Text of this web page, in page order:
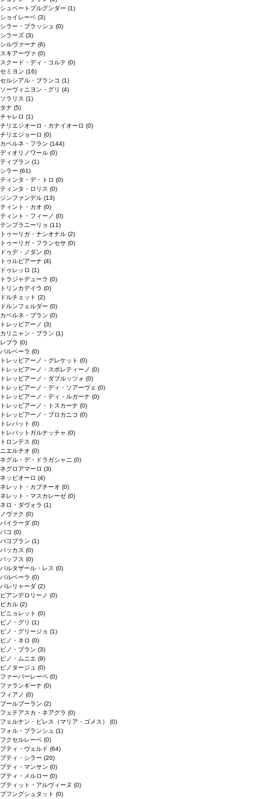
シュペートブルグンダー (1)
ショイレーベ (3)
シラー・ブラッシュ (0)
シラーズ (3)
シルヴァーナ (6)
スキアーヴァ (0)
スクード・ディ・コルテ (0)
セミヨン (16)
セルシアル・ブランコ (1)
ソーヴィニヨン・グリ (4)
ソラリス (1)
タナ (5)
チャレロ (1)
チリエジオーロ・カナイオーロ (0)
チリエジョーロ (0)
カベルネ・フラン (144)
ディオリノワール (0)
ティブラン (1)
シラー (61)
ティンタ・デ・トロ (0)
ティンタ・ロリス (0)
ジンファンデル (13)
ティント・カオ (0)
ティント・フィーノ (0)
テンプラニーリョ (11)
トゥーリガ・ナシオナル (2)
トゥーリガ・フランセサ (0)
ドゥデ・ノダン (0)
トゥルビアーナ (4)
ドゥレッロ (1)
トラジャデューラ (0)
トリンカデイラ (0)
ドルチェット (2)
ドルンフェルダー (0)
カベルネ・ブラン (0)
トレッビアーノ (3)
カリニャン・ブラン (1)
レブラ (0)
バルベーラ (0)
トレッビアーノ・グレケット (0)
トレッビアーノ・スポレティーノ (0)
トレッビアーノ・ダブルッツォ (0)
トレッビアーノ・ディ・ソアーヴェ (0)
トレッビアーノ・ディ・ルガーナ (0)
トレッビアーノ・トスカーナ (0)
トレッビアーノ・プロカニコ (0)
トレパット (0)
トレパットガルナッチャ (0)
トロンテス (0)
ニエルチオ (0)
ネグル・デ・ドラガシャニ (0)
ネグロアマーロ (3)
ネッビオーロ (4)
ネレット・カプチーオ (0)
ネレット・マスカレーゼ (0)
ネロ・ダヴォラ (1)
ノヴァク (0)
バイラーダ (0)
バコ (0)
バコブラン (1)
バッカス (0)
バッフス (0)
バルタザール・レス (0)
バルベーラ (0)
パレリャーダ (2)
ピアンデロリーノ (0)
ビカル (2)
ピニョレット (0)
ピノ・グリ (1)
ピノ・グリージョ (1)
ピノ・ネロ (0)
ピノ・ブラン (3)
ピノ・ムニエ (9)
ピノタージュ (0)
ファーバーレーベ (0)
ファランギーナ (0)
フィアノ (0)
ブールブーラン (2)
フェテアスカ・ネアグラ (0)
フェルナン・ピレス（マリア・ゴメス） (0)
フォル・ブランシュ (1)
フクセルレーベ (0)
プティ・ヴェルド (64)
プティ・シラー (20)
プティ・マンサン (0)
プティ・メルロー (0)
プティット・アルヴィーヌ (0)
プフングシュタット (0)